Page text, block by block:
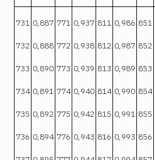
731
732
733
734
735
736
0,887
0,888
0,890
0,891
0,892
0,894
771
772
773
774
775
776
0,937
0,938
0,939
0,940
0,942
0,943
811
812
813
814
815
816
0,986
0,987
0,989
0,990
0,991
0,993
851
852
853
854
855
856